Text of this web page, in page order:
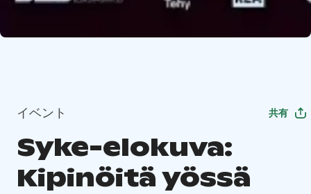
イベント 共有
Syke-elokuva:
Kipinöitä yössä